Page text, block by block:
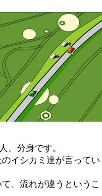
、分身です。
イシカミ達が言ってい
、流れが違うというこ